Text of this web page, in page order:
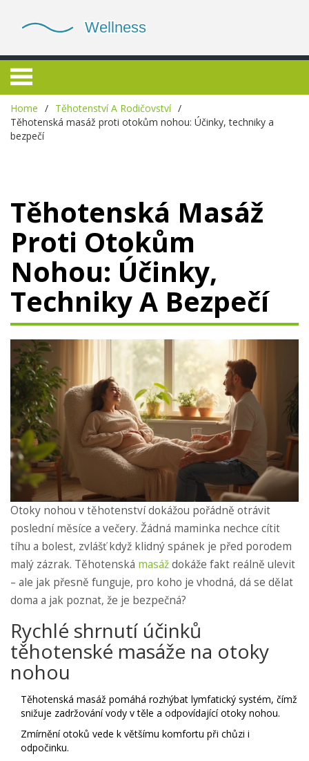
Home
Těhotenství A Rodičovství
Těhotenská masáž proti otokům nohou: Účinky, techniky a
bezpečí
Těhotenská Masáž
Proti Otokům
Nohou: Účinky,
Techniky A Bezpečí
Otoky nohou v těhotenství dokážou pořádně otrávit
poslední měsíce a večery. Žádná maminka nechce cítit
tíhu a bolest, zvlášť když klidný spánek je před porodem
malý zázrak. Těhotenská masáždokáže fakt reálně ulevit
– ale jak přesně funguje, pro koho je vhodná, dá se dělat
doma a jak poznat, že je bezpečná?
Rychlé shrnutí účinků
těhotenské masáže na otoky
nohou
Těhotenská masáž pomáhá rozhýbat lymfatický systém, čímž
snižuje zadržování vody v těle a odpovídající otoky nohou.
Zmírnění otoků vede k většímu komfortu při chůzi i
odpočinku.